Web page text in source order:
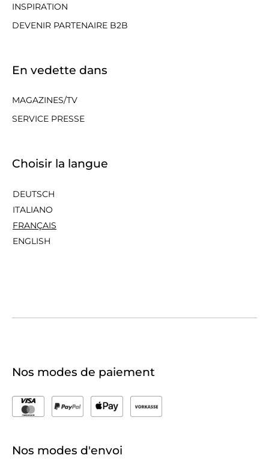
INSPIRATION
DEVENIR PARTENAIRE B2B
En vedette dans
MAGAZINES/TV
SERVICE PRESSE
Choisir la langue
DEUTSCH
ITALIANO
FRANÇAIS
ENGLISH
Nos modes de paiement
Nos modes d'envoi